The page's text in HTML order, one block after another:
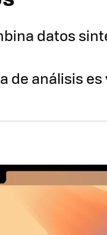
datos
de análisis